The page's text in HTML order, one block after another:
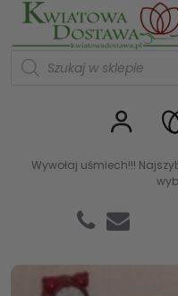
Wywołaj uśmiech!!!
W
d